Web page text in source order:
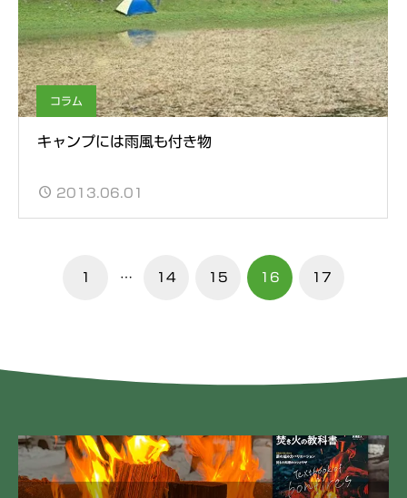
コラム
キャンプには雨風も付き物
2013.06.01
1 … 14 15 16 17